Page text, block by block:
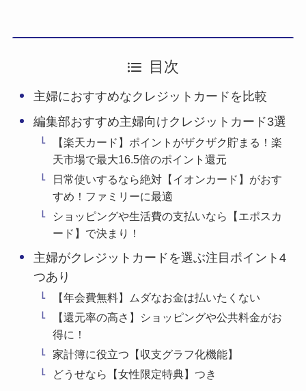
目次
主婦におすすめなクレジットカードを比較
編集部おすすめ主婦向けクレジットカード3選
【楽天カード】ポイントがザクザク貯まる！楽
天市場で最大16.5倍のポイント還元
日常使いするなら絶対【イオンカード】がおす
すめ！ファミリーに最適
ショッピングや生活費の支払いなら【エポスカ
ード】で決まり！
主婦がクレジットカードを選ぶ注目ポイント4
つあり
【年会費無料】ムダなお金は払いたくない
【還元率の高さ】ショッピングや公共料金がお
得に！
家計簿に役立つ【収支グラフ化機能】
どうせなら【女性限定特典】つき